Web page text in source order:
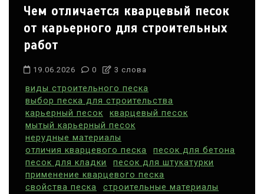
Чем отличается кварцевый песок
от карьерного для строительных
работ
19.06.2026 0 3 слова
виды строительного песка
выбор песка для строительства
карьерный песок
кварцевый песок
мытый карьерный песок
нерудные материалы
отличия кварцевого песка
песок для бетона
песок для кладки
песок для штукатурки
применение кварцевого песка
свойства песка
строительные материалы